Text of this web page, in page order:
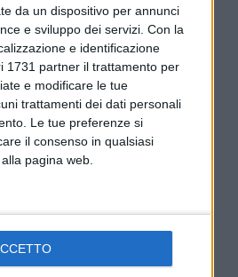
da un dispositivo per annunci
e sviluppo dei servizi. Con la
e identificazione
1731 partner il trattamento per
e modificare le tue
trattamenti dei dati personali
Le tue preferenze si
il consenso in qualsiasi
pagina web.